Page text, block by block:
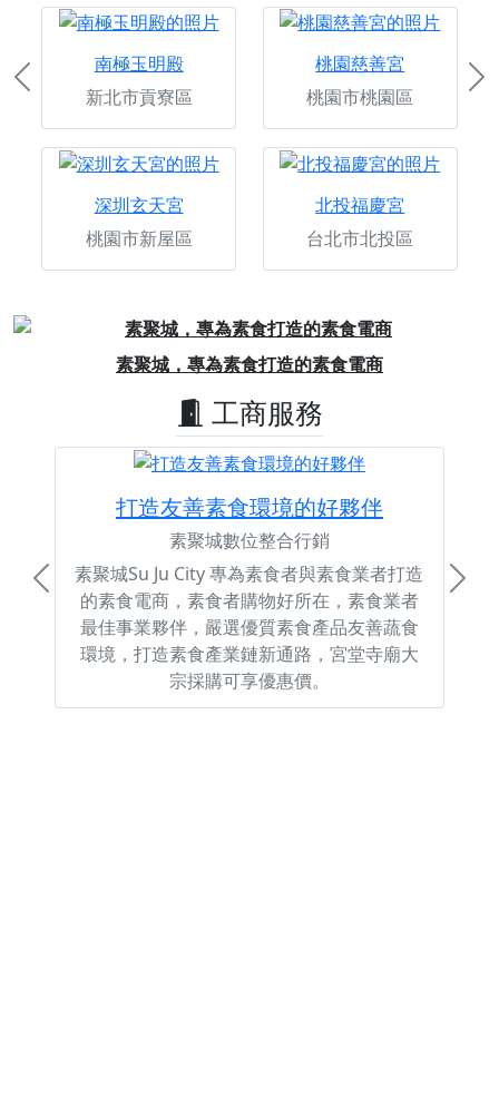
南極玉明殿
新北市貢寮區
桃園慈善宮
桃園市桃園區
深圳玄天宮
桃園市新屋區
北投福慶宮
台北市北投區
Previous
素聚城，專為素食打造的素食電商
Previous
工商服務
打造友善素食環境的好夥伴
素聚城數位整合行銷
素聚城Su Ju City 專為素食者與素食業者打造
的素食電商，素食者購物好所在，素食業者
最佳事業夥伴，嚴選優質素食產品友善蔬食
環境，打造素食產業鏈新通路，宮堂寺廟大
宗採購可享優惠價。
Previous Next